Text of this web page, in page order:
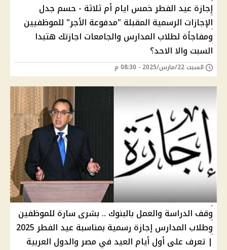
إجازة عيد الفطر خمس ايام أم ثلاثة - حسم جدل
الإجازات الرسمية المقبلة "مدفوعة الأجر" للموظفيين
ومفاجأة لطلاب المدارس والجامعات اجازتك هتبدا
السبت والا الاحد؟
السبت 22/مارس/2025 - 08:30 م
وقف الدراسة والعمل بالبنوك .. بشرى سارة للموظفين
وطلاب المدارس إجازة رسمية بمناسبة عيد الفطر 2025
| تعرف على أول أيام العيد في مصر والدول العربية